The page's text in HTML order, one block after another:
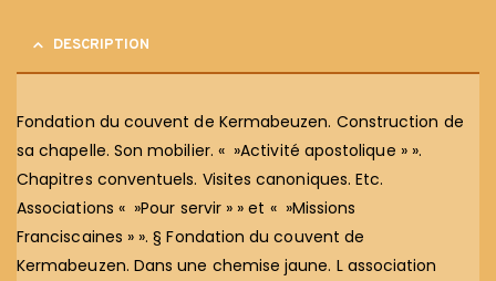
DESCRIPTION
Fondation du couvent de Kermabeuzen. Construction de
sa chapelle. Son mobilier. « »Activité apostolique » ».
Chapitres conventuels. Visites canoniques. Etc.
Associations « »Pour servir » » et « »Missions
Franciscaines » ». § Fondation du couvent de
Kermabeuzen. Dans une chemise jaune. L association